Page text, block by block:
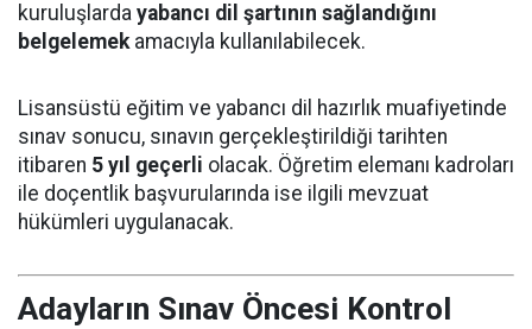
kuruluşlarda yabancı dil şartının sağlandığını
belgelemekamacıyla kullanılabilecek.
Lisansüstü eğitim ve yabancı dil hazırlık muafiyetinde
sınav sonucu, sınavın gerçekleştirildiği tarihten
itibaren 5 yıl geçerli olacak. Öğretim elemanı kadroları
ile doçentlik başvurularında ise ilgili mevzuat
hükümleri uygulanacak.
Adayların Sınav Öncesi Kontrol